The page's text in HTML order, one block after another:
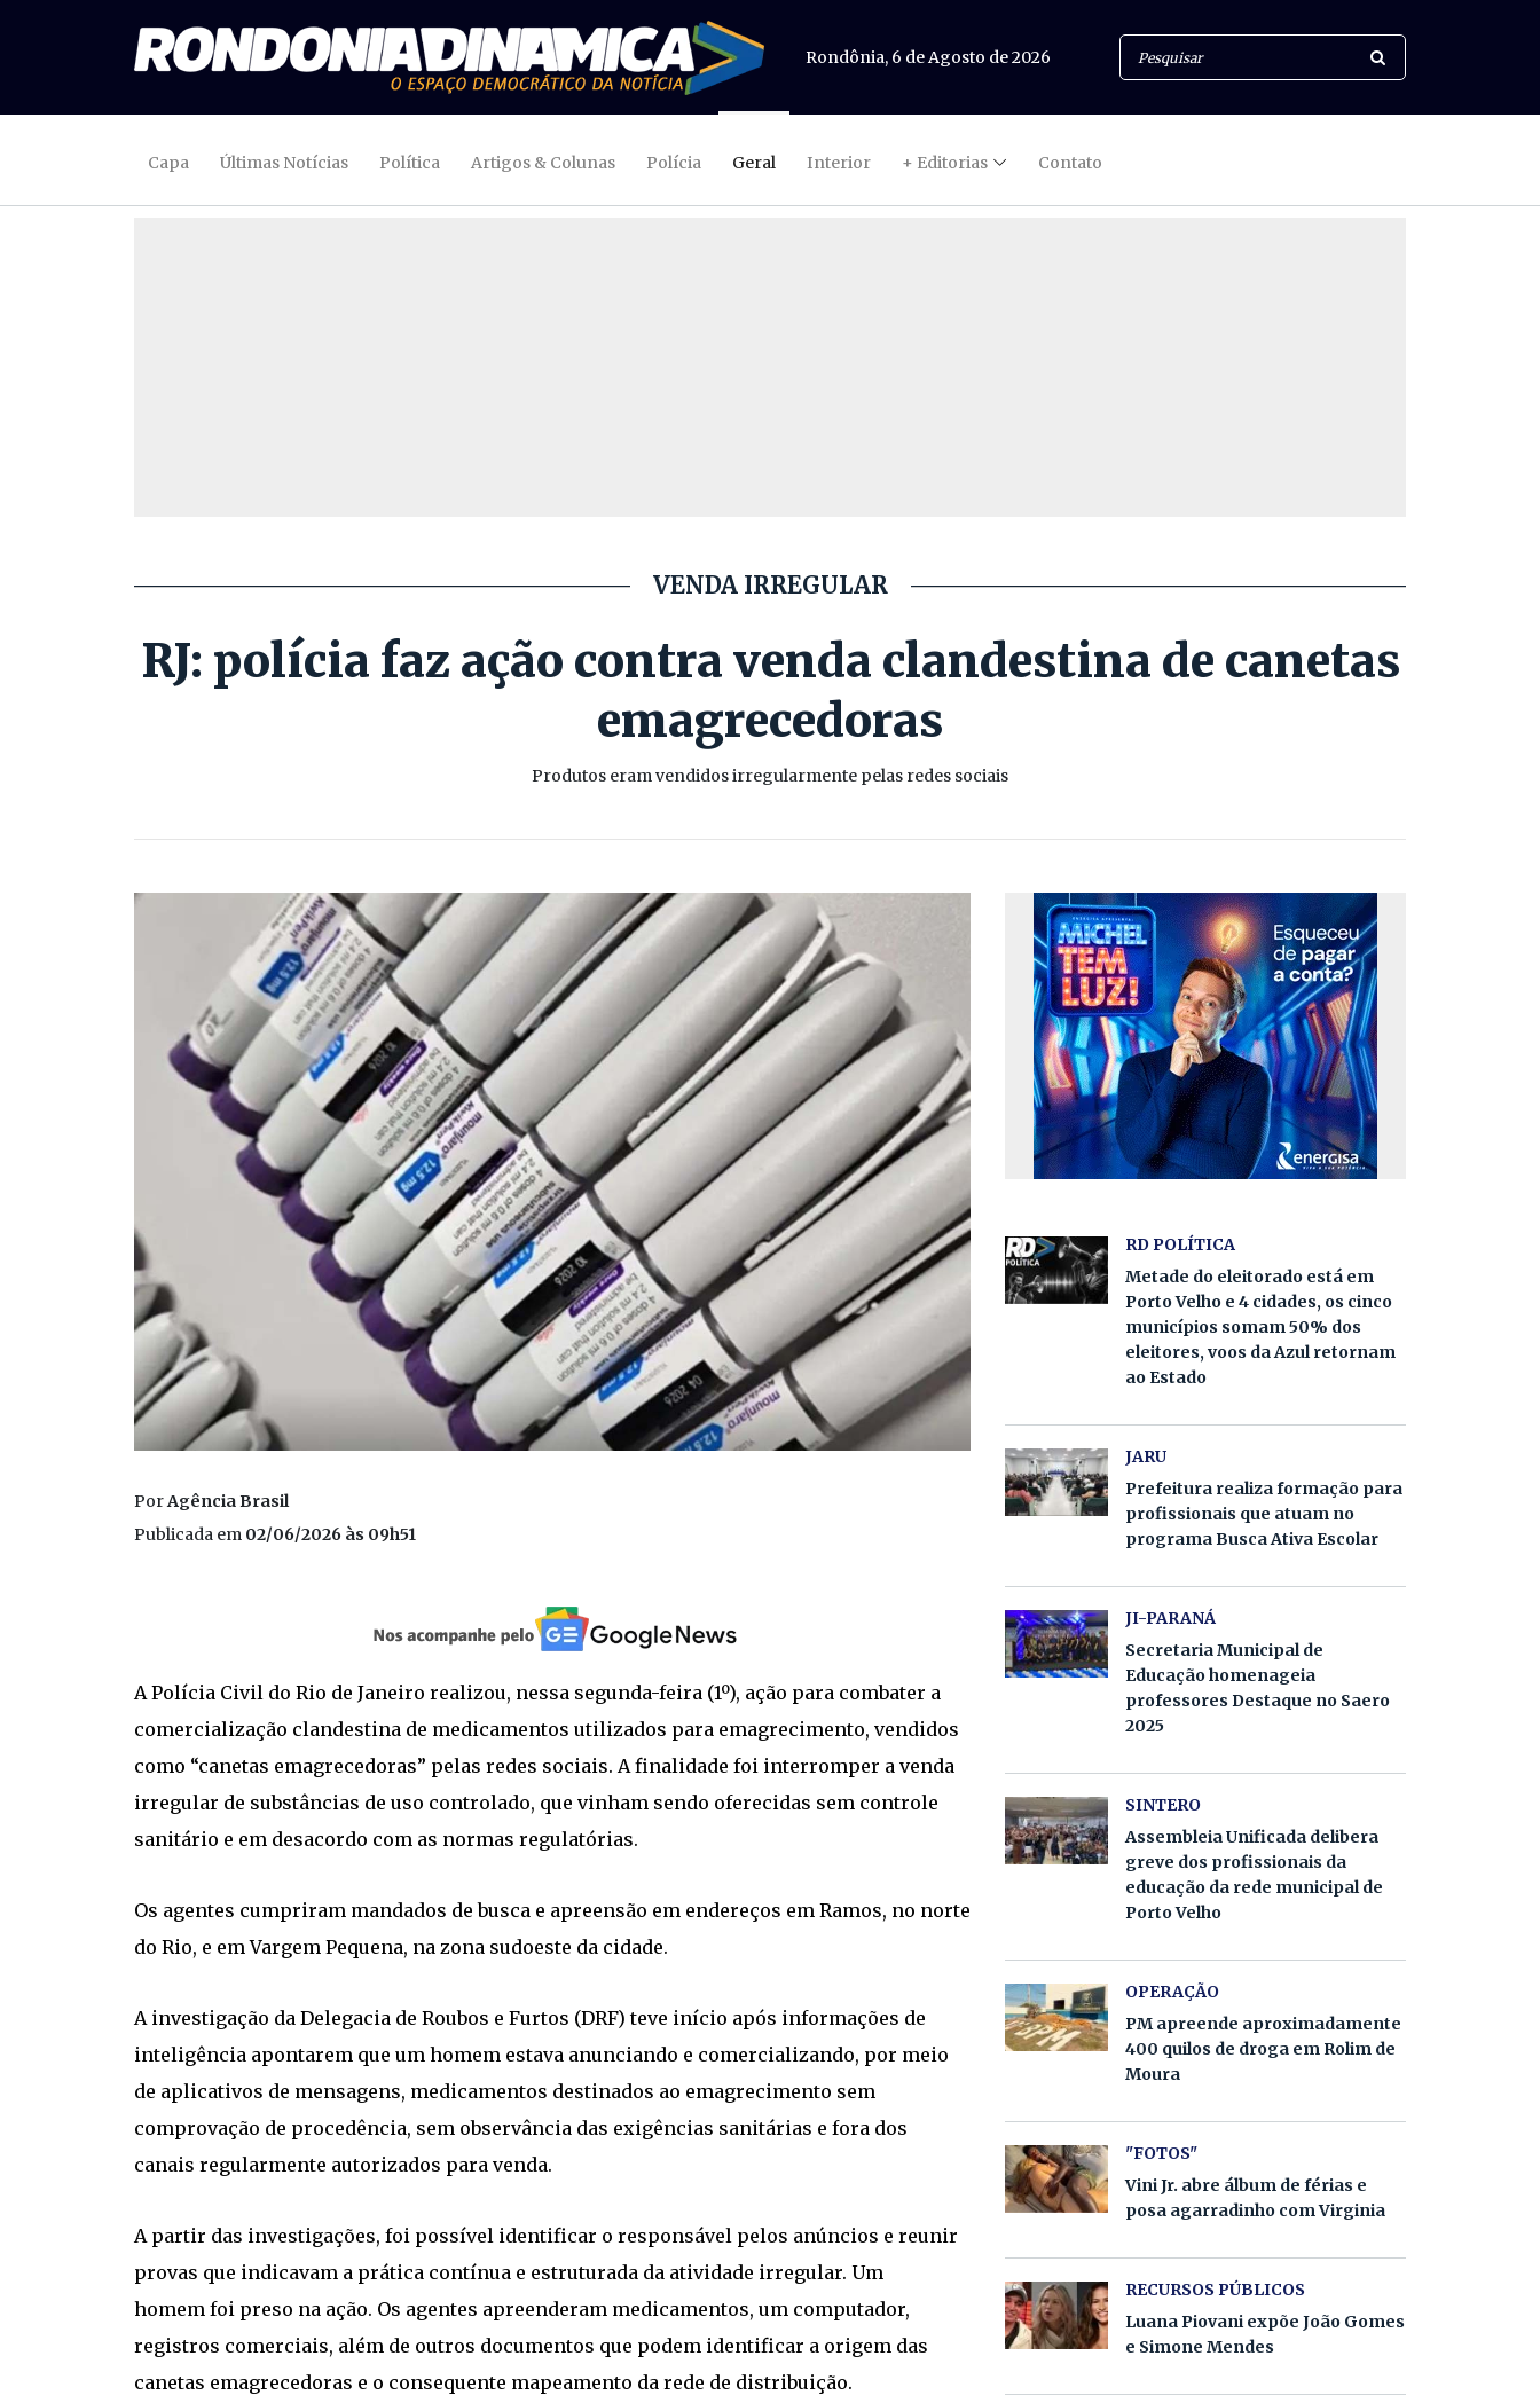
Rondônia, 6 de Agosto de 2026
Capa Últimas Notícias Política Artigos & Colunas Polícia Geral Interior + Editorias Contato
VENDA IRREGULAR
RJ: polícia faz ação contra venda clandestina de canetas
emagrecedoras
Produtos eram vendidos irregularmente pelas redes sociais
PorAgência Brasil
Publicada em 02/06/2026 às 09h51
A Polícia Civil do Rio de Janeiro realizou, nessa segunda-feira (1º), ação para combater a
comercialização clandestina de medicamentos utilizados para emagrecimento, vendidos
como “canetas emagrecedoras” pelas redes sociais. A finalidade foi interromper a venda
irregular de substâncias de uso controlado, que vinham sendo oferecidas sem controle
sanitário e em desacordo com as normas regulatórias.
Os agentes cumpriram mandados de busca e apreensão em endereços em Ramos, no norte
do Rio, e em Vargem Pequena, na zona sudoeste da cidade.
A investigação da Delegacia de Roubos e Furtos (DRF) teve início após informações de
inteligência apontarem que um homem estava anunciando e comercializando, por meio
de aplicativos de mensagens, medicamentos destinados ao emagrecimento sem
comprovação de procedência, sem observância das exigências sanitárias e fora dos
canais regularmente autorizados para venda.
A partir das investigações, foi possível identificar o responsável pelos anúncios e reunir
provas que indicavam a prática contínua e estruturada da atividade irregular. Um
homem foi preso na ação. Os agentes apreenderam medicamentos, um computador,
registros comerciais, além de outros documentos que podem identificar a origem das
canetas emagrecedoras e o consequente mapeamento da rede de distribuição.
RD POLÍTICA
Metade do eleitorado está em
Porto Velho e 4 cidades, os cinco
municípios somam 50% dos
eleitores, voos da Azul retornam
ao Estado
JARU
Prefeitura realiza formação para
profissionais que atuam no
programa Busca Ativa Escolar
JI-PARANÁ
Secretaria Municipal de
Educação homenageia
professores Destaque no Saero
2025
SINTERO
Assembleia Unificada delibera
greve dos profissionais da
educação da rede municipal de
Porto Velho
OPERAÇÃO
PM apreende aproximadamente
400 quilos de droga em Rolim de
Moura
"FOTOS"
Vini Jr. abre álbum de férias e
posa agarradinho com Virginia
RECURSOS PÚBLICOS
Luana Piovani expõe João Gomes
e Simone Mendes